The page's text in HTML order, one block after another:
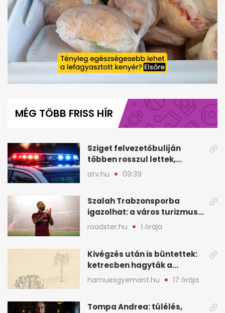
56
seconds
MÉG TÖBB FRISS HÍR
Sziget felvezetőbuliján
többen rosszul lettek,
reagáltak a szervezők
atv.hu 09:39
Szalah Trabzonsporba
igazolhat: a város turizmusa
is rákapcsolhat
roadster.hu 1 órája
Kivégzés után is büntettek:
ketrecben hagyták a
holttesteket
hamuesgyemant.hu 17 órája
Tompa Andrea: túlélés,